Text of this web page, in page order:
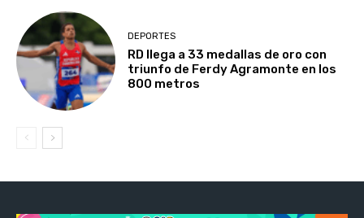
DEPORTES
RD llega a 33 medallas de oro con
triunfo de Ferdy Agramonte en los
800 metros